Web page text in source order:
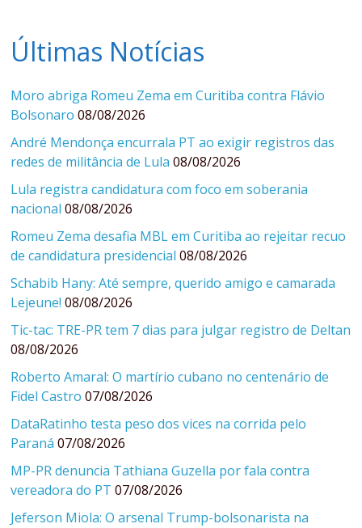
Últimas Notícias
Moro abriga Romeu Zema em Curitiba contra Flávio
Bolsonaro 08/08/2026
André Mendonça encurrala PT ao exigir registros das
redes de militância de Lula 08/08/2026
Lula registra candidatura com foco em soberania
nacional 08/08/2026
Romeu Zema desafia MBL em Curitiba ao rejeitar recuo
de candidatura presidencial 08/08/2026
Schabib Hany: Até sempre, querido amigo e camarada
Lejeune! 08/08/2026
Tic-tac: TRE-PR tem 7 dias para julgar registro de Deltan
08/08/2026
Roberto Amaral: O martírio cubano no centenário de
Fidel Castro 07/08/2026
DataRatinho testa peso dos vices na corrida pelo
Paraná 07/08/2026
MP-PR denuncia Tathiana Guzella por fala contra
vereadora do PT 07/08/2026
Jeferson Miola: O arsenal Trump-bolsonarista na